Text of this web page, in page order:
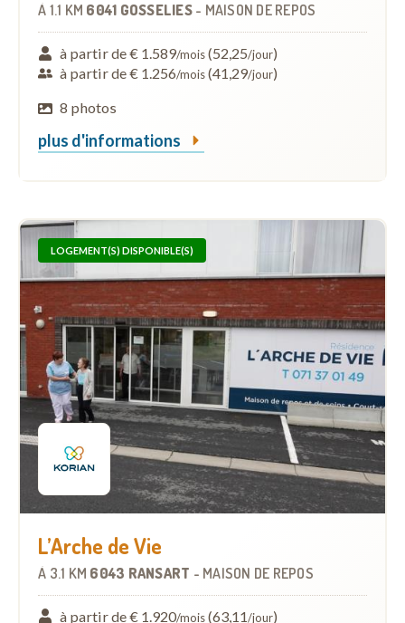
À 1.1 KM 6041 GOSSELIES - MAISON DE REPOS
à partir de € 1.589/mois(52,25/jour)
à partir de € 1.256/mois(41,29/jour)
8 photos
plus d'informations
LOGEMENT(S) DISPONIBLE(S)
L’Arche de Vie
À 3.1 KM 6043 RANSART - MAISON DE REPOS
à partir de € 1.920/mois(63,11/jour)